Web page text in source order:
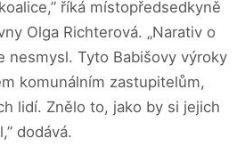
říká místopředsedkyně
Olga Richterová. „Narativ o
nesmysl. Tyto Babišovy výroky
komunálním zastupitelům,
lidí. Znělo to, jako by si jejich
dodává.